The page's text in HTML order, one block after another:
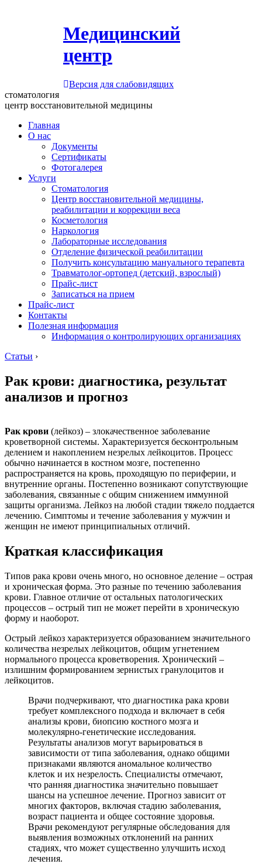
Медицинский
центр
Версия для слабовидящих
стоматология
центр восстановительной медицины
Главная
О нас
Документы
Сертификаты
Фотогалерея
Услуги
Стоматология
Центр восстановительной медицины,
реабилитации и коррекции веса
Косметология
Наркология
Лабораторные исследования
Отделение физической реабилитации
Получить консультацию мануального терапевта
Травматолог-ортопед (детский, взрослый)
Прайс-лист
Записаться на прием
Прайс-лист
Контакты
Полезная информация
Информация о контролирующих организациях
Статьи ›
Рак крови: диагностика, результат
анализов и прогноз
Рак крови (лейкоз) – злокачественное заболевание
кроветворной системы. Характеризуется бесконтрольным
делением и накоплением незрелых лейкоцитов. Процесс
обычно начинается в костном мозге, постепенно
распространяется на кровь, проходящую по периферии, и
внутренние органы. Постепенно возникают сопутствующие
заболевания, связанные с общим снижением иммунной
защиты организма. Лейкоз на любой стадии тяжело поддается
лечению. Симптомы и течение заболевания у мужчин и
женщин не имеют принципиальных отличий.
Краткая классификация
Типов рака крови очень много, но основное деление – острая
и хроническая форма. Это разные по течению заболевания
крови. Главное отличие от остальных патологических
процессов – острый тип не может перейти в хроническую
форму и наоборот.
Острый лейкоз характеризуется образованием значительного
количества незрелых лейкоцитов, общим угнетением
нормального процесса кроветворения. Хронический –
излишним формированием зернистых гранулоцитов и
лейкоцитов.
Врачи подчеркивают, что диагностика рака крови
требует комплексного подхода и включает в себя
анализы крови, биопсию костного мозга и
молекулярно-генетические исследования.
Результаты анализов могут варьироваться в
зависимости от типа заболевания, однако общими
признаками являются аномальное количество
клеток и их незрелость. Специалисты отмечают,
что ранняя диагностика значительно повышает
шансы на успешное лечение. Прогноз зависит от
многих факторов, включая стадию заболевания,
возраст пациента и общее состояние здоровья.
Врачи рекомендуют регулярные обследования для
выявления возможных отклонений на ранних
стадиях, что может существенно улучшить исход
лечения.